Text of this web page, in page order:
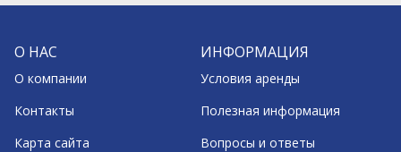
О НАС
О компании
Контакты
Карта сайта
ИНФОРМАЦИЯ
Условия аренды
Полезная информация
Вопросы и ответы